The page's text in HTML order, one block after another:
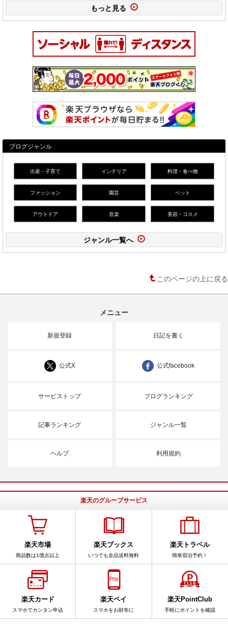
もっと見る
ブログジャンル
出産・子育て インテリア 料理・食べ物
ファッション 園芸 ペット
アウトドア 音楽 美容・コスメ
ジャンル一覧へ
このページの上に戻る
メニュー
新規登録 日記を書く
公式X 公式facebook
サービストップ ブログランキング
記事ランキング ジャンル一覧
ヘルプ 利用規約
楽天のグループサービス
楽天市場
商品数は1億点以上
楽天ブックス
いつでも全品送料無料
楽天トラベル
簡単宿泊予約！
楽天カード
スマホでカンタン申込
楽天ペイ
スマホをお財布に
楽天PointClub
手軽にポイントを確認